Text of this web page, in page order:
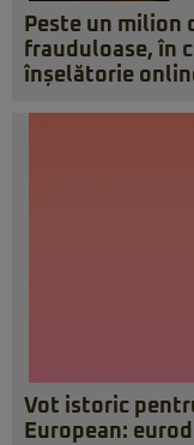
Peste un milion
frauduloase, în
înșelătorie
Vot istoric
European: